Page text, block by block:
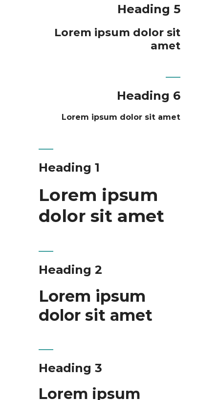
Heading 5
Lorem ipsum dolor sit
amet
Heading 6
Lorem ipsum dolor sit amet
Heading 1
Lorem ipsum
dolor sit amet
Heading 2
Lorem ipsum
dolor sit amet
Heading 3
Lorem ipsum